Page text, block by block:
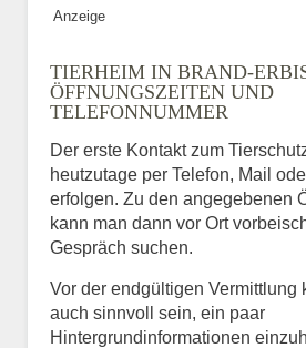
Anzeige
TIERHEIM IN BRAND-
ÖFFNUNGSZEITEN UND
TELEFONNUMMER
Der erste Kontakt zum
heutzutage per Telefon, Mail
erfolgen. Zu den angegebenen
kann man dann vor Ort
Gespräch suchen.
Vor der endgültigen Vermittlung
auch sinnvoll sein, ein paar
Hintergrundinformationen